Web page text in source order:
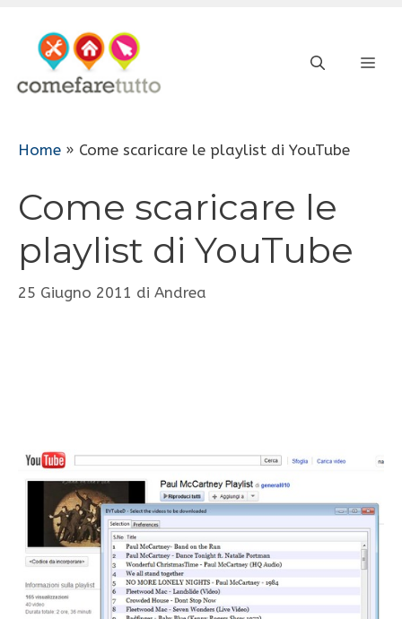
contenuto
Home » Come scaricare le playlist di YouTube
Come scaricare le
playlist di YouTube
25 Giugno 2011 di Andrea